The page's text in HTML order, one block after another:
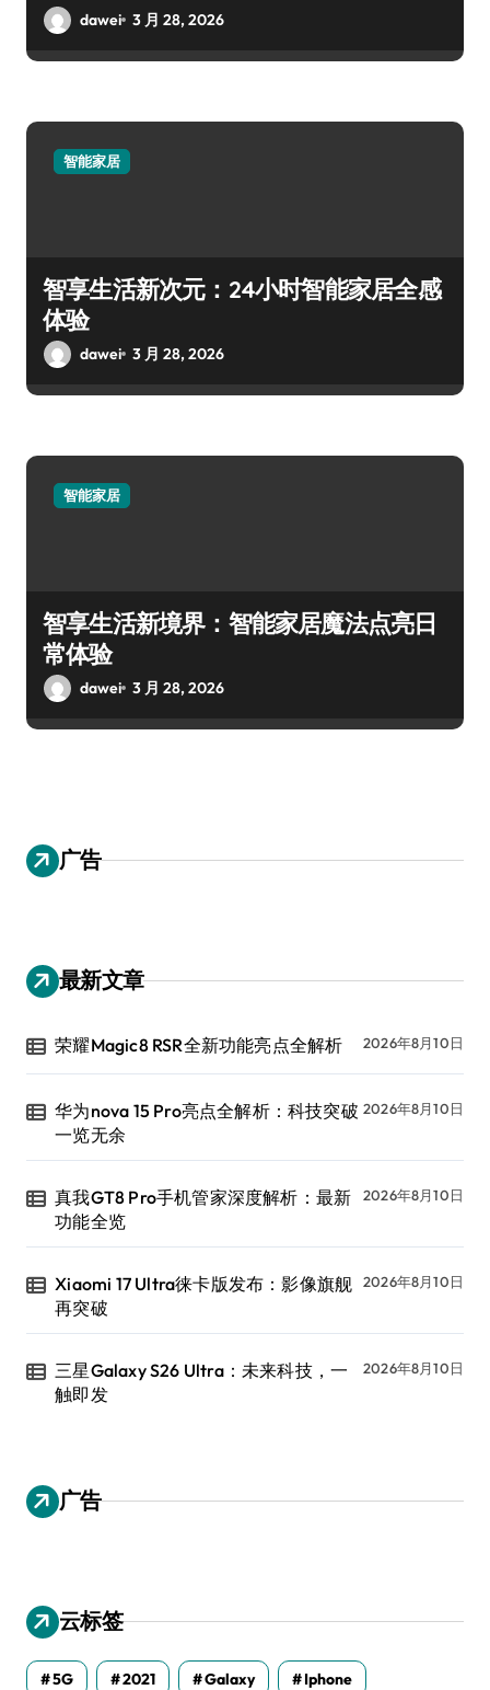
dawei 3 月 28, 2026
智能家居
智享生活新次元：24小时智能家居全感
体验
dawei 3 月 28, 2026
智能家居
智享生活新境界：智能家居魔法点亮日
常体验
dawei 3 月 28, 2026
广告
最新文章
荣耀Magic8 RSR全新功能亮点全解析 2026年8月10日
华为nova 15 Pro亮点全解析：科技突破
一览无余
2026年8月10日
真我GT8 Pro手机管家深度解析：最新
功能全览
2026年8月10日
Xiaomi 17 Ultra徕卡版发布：影像旗舰
再突破
2026年8月10日
三星Galaxy S26 Ultra：未来科技，一
触即发
2026年8月10日
广告
云标签
5G 2021 Galaxy Iphone